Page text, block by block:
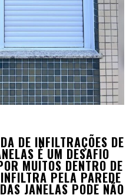
DE INFILTRAÇÕES DE
É UM DESAFIO
MUITOS DENTRO DE
PELA PAREDE
JANELAS PODE NÃO